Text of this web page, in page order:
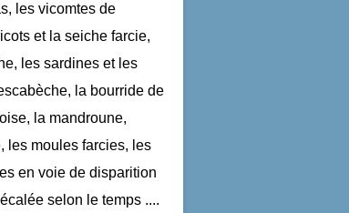
les vicomtes de
et la seiche farcie,
les sardines et les
la bourride de
la mandroune,
les moules farcies, les
en voie de disparition
selon le temps ....